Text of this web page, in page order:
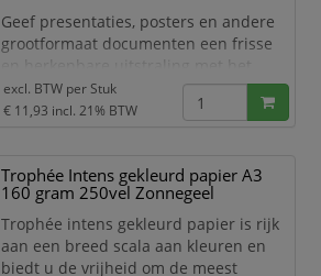
Geef presentaties, posters en andere
grootformaat documenten een frisse
Clairefontaine Trophée Pastel
gekleurd papier A3 120 gram in
genoeg om teksten, tabellen en
afbeeldingen goed leesbaar weer te
geven.
Met een papiergewicht van120 g/m²
excl. BTW per Stuk
€ 11,93 incl. 21% BTW
Trophée Intens gekleurd papier A3
160 gram 250vel Zonnegeel
Trophée intens gekleurd papier is rijk
aan een breed scala aan kleuren en
biedt u de vrijheid om de meest